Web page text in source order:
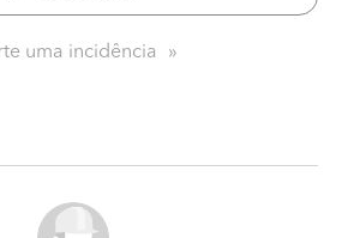
uma incidência